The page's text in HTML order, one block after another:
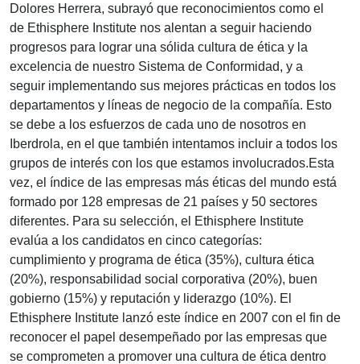
Dolores Herrera, subrayó que reconocimientos como el
de Ethisphere Institute nos alentan a seguir haciendo
progresos para lograr una sólida cultura de ética y la
excelencia de nuestro Sistema de Conformidad, y a
seguir implementando sus mejores prácticas en todos los
departamentos y líneas de negocio de la compañía. Esto
se debe a los esfuerzos de cada uno de nosotros en
Iberdrola, en el que también intentamos incluir a todos los
grupos de interés con los que estamos involucrados.Esta
vez, el índice de las empresas más éticas del mundo está
formado por 128 empresas de 21 países y 50 sectores
diferentes. Para su selección, el Ethisphere Institute
evalúa a los candidatos en cinco categorías:
cumplimiento y programa de ética (35%), cultura ética
(20%), responsabilidad social corporativa (20%), buen
gobierno (15%) y reputación y liderazgo (10%). El
Ethisphere Institute lanzó este índice en 2007 con el fin de
reconocer el papel desempeñado por las empresas que
se comprometen a promover una cultura de ética dentro